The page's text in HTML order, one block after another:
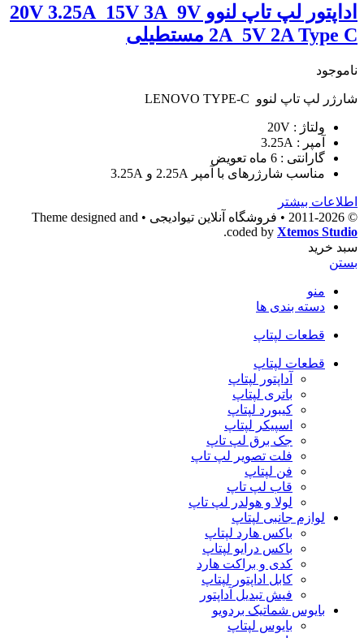
اداپتور لپ تاپ لنوو 20V 3.25A_15V 3A_9V
2A_5V 2A Type C مستطیلی
ناموجود
شارژر لپ تاپ لنوو LENOVO TYPE-C
ولتاژ : 20V
آمپر : 3.25A
گارانتی : 6 ماه تعویض
مناسب شارژرهای با آمپر 2.25A و 3.25A
اطلاعات بیشتر
© 2011-2026 • فروشگاه آنلاین تیوادیجی • Theme designed and
coded by Xtemos Studio
.
سبد خرید
بستن
منو
دسته بندی ها
قطعات لپتاپ
قطعات لپتاپ
آداپتور لپتاپ
باتری لپتاپ
کیبورد لپتاپ
اسپیکر لپتاپ
جک برق لپ تاپ
فلت تصویر لپ تاپ
فن لپتاپ
قاب لپ تاپ
لولا و هولدر لپ تاپ
لوازم جانبی لپتاپ
باکس هارد لپتاپ
باکس درایو لپتاپ
کدی و براکت هارد
کابل اداپتور لپتاپ
فیش تبدیل آداپتور
بایوس شماتیک بردویو
بایوس لپتاپ